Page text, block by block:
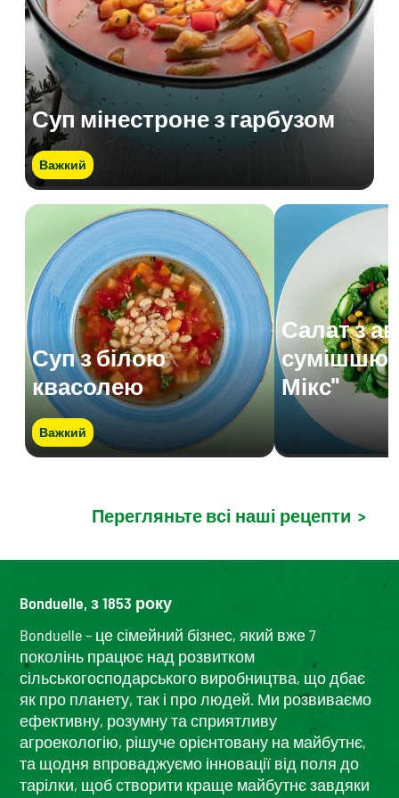
Суп мінестроне з гарбузом
Важкий
Суп з білою
квасолею
Важкий
Салат з
сумішшю
Мікс"
Перегляньте всі наші рецепти >
Bonduelle, з 1853 року
Bonduelle – це сімейний бізнес, який вже 7
поколінь працює над розвитком
сільськогосподарського виробництва, що дбає
як про планету, так і про людей. Ми розвиваємо
ефективну, розумну та сприятливу
агроекологію, рішуче орієнтовану на майбутнє,
та щодня впроваджуємо інновації від поля до
тарілки, щоб створити краще майбутнє завдяки